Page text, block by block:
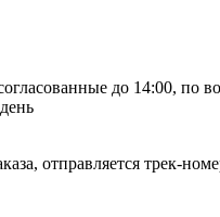
до 14:00,
отправляется трек-